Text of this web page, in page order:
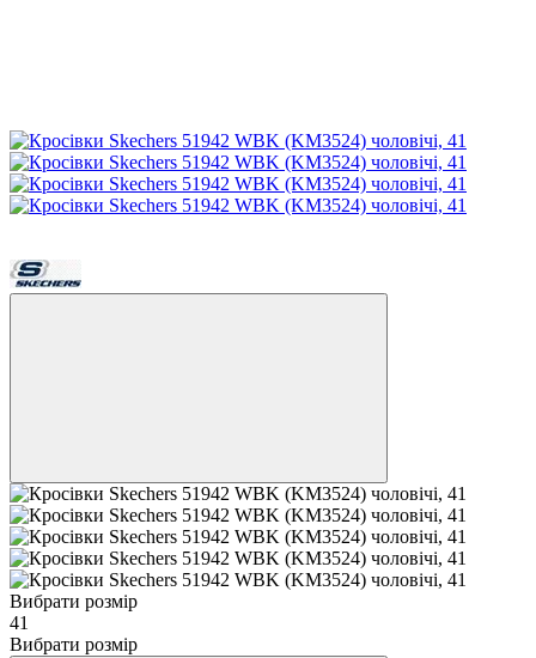
Вибрати розмір
41
Вибрати розмір